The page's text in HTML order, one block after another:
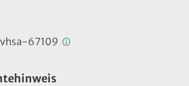
67109